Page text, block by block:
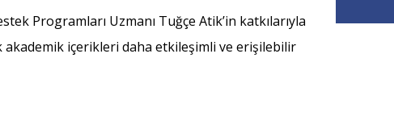
Programları Uzmanı Tuğçe Atik’in katkılarıyla
akademik içerikleri daha etkileşimli ve erişilebilir